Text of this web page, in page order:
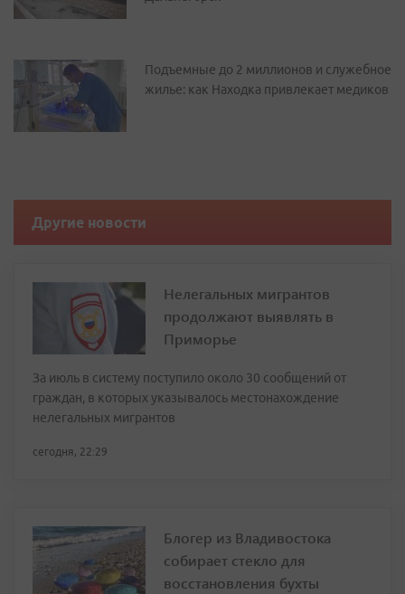
Подъемные до 2 миллионов и служебное
жилье: как Находка привлекает медиков
Другие новости
Нелегальных мигрантов
продолжают выявлять в
Приморье
За июль в систему поступило около 30 сообщений от
граждан, в которых указывалось местонахождение
нелегальных мигрантов
сегодня, 22:29
Блогер из Владивостока
собирает стекло для
восстановления бухты